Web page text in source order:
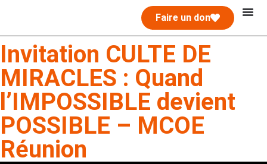
Faire un don
Invitation CULTE DE
MIRACLES : Quand
l’IMPOSSIBLE devient
POSSIBLE – MCOE
Réunion